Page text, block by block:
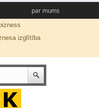
par mums
izglītība